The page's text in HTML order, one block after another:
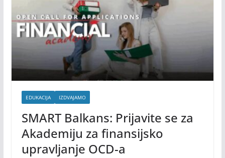
EDUKACIJA IZDVAJAMO
SMART Balkans: Prijavite se za
Akademiju za finansijsko
upravljanje OCD-a